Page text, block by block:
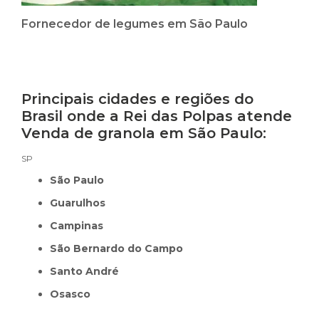
Fornecedor de legumes em São Paulo
Principais cidades e regiões do
Brasil onde a Rei das Polpas atende
Venda de granola em São Paulo:
SP
São Paulo
Guarulhos
Campinas
São Bernardo do Campo
Santo André
Osasco